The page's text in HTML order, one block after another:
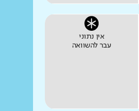
אין נתוני
עבר להשוואה